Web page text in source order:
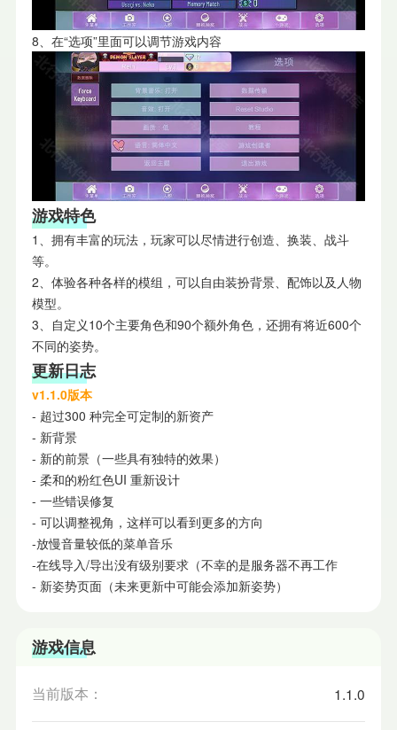
8、在“选项”里面可以调节游戏内容
游戏特色
1、拥有丰富的玩法，玩家可以尽情进行创造、换装、战斗
等。
2、体验各种各样的模组，可以自由装扮背景、配饰以及人物
模型。
3、自定义10个主要角色和90个额外角色，还拥有将近600个
不同的姿势。
更新日志
v1.1.0版本
- 超过300 种完全可定制的新资产
- 新背景
- 新的前景（一些具有独特的效果）
- 柔和的粉红色UI 重新设计
- 一些错误修复
- 可以调整视角，这样可以看到更多的方向
-放慢音量较低的菜单音乐
-在线导入/导出没有级别要求（不幸的是服务器不再工作
- 新姿势页面（未来更新中可能会添加新姿势）
游戏信息
当前版本： 1.1.0